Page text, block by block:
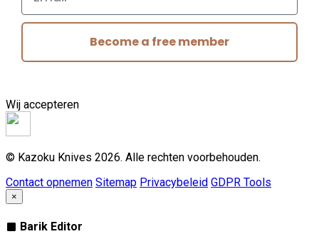
Become a free member
Wij accepteren
© Kazoku Knives 2026. Alle rechten voorbehouden.
Contact opnemen Sitemap Privacybeleid GDPR Tools
×
Barik Editor